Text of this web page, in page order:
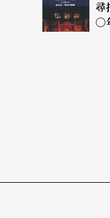
活環境的紀錄
製作「九族
遍。看完之
（荳蘭）、
是malalikit
尋
〇